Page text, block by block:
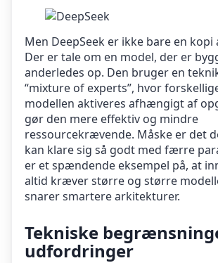
Men DeepSeek er ikke bare en kopi
Der er tale om en model, der er
anderledes op. Den bruger en
“mixture of experts”, hvor
modellen aktiveres afhængigt af
gør den mere effektiv og mindre
ressourcekrævende. Måske er det
kan klare sig så godt med færre
er et spændende eksempel på, at
altid kræver større og større
snarer smartere arkitekturer.
Tekniske
udfordringer